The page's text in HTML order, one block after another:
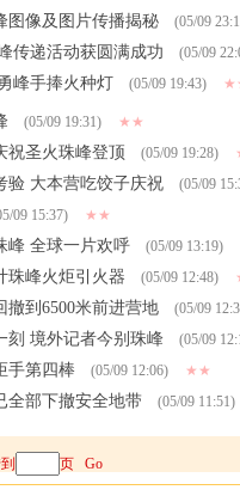
图像及图片传播揭秘 (05/09
传递活动获圆满成功 (05/09
峰手捧火种灯 (05/09 19:43)
(05/09 19:31) ★★
祝圣火珠峰登顶 (05/09 19:28)
验 大本营吃饺子庆祝 (05/09
09 15:37) ★★
峰 全球一片欢呼 (05/09 13:19)
珠峰火炬引火器 (05/09 12:48)
撤到6500米前进营地 (05/09
刻 境外记者今别珠峰 (05/09
手第四棒 (05/09 12:06) ★★
全部下撤安全地带 (05/09 11:51)
页 Go